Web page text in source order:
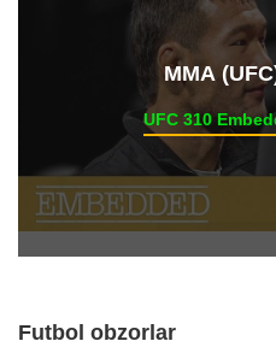
ММА
UFC 310
Futbol obzorlar